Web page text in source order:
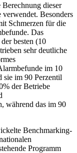
dieser
Besonders
Schmerzen für die
Das
besten (10
sehr deutliche
im 10
sie im 90 Perzentil
der Betriebe
während das im 90
Benchmarking-
Programm